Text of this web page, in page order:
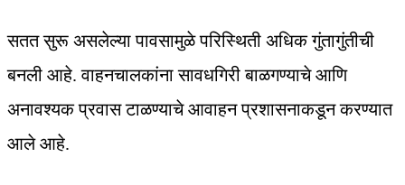
सतत सुरू असलेल्या पावसामुळे परिस्थिती अधिक गुंतागुंतीची
बनली आहे. वाहनचालकांना सावधगिरी बाळगण्याचे आणि
अनावश्यक प्रवास टाळण्याचे आवाहन प्रशासनाकडून करण्यात
आले आहे.